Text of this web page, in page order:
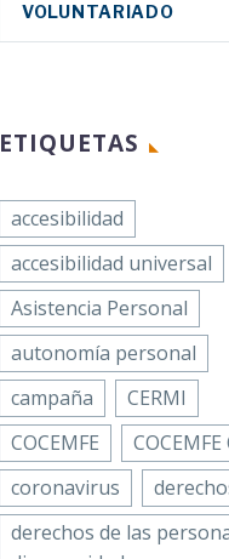
VOLUNTARIADO
ETIQUETAS
accesibilidad
accesibilidad universal
Asistencia Personal
autonomía personal
campaña
CERMI
COCEMFE
COCEMFE
coronavirus
derechos de las